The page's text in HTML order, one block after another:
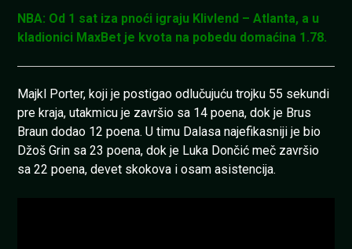
NBA: Od 1 sat iza pnoći igraju Klivlend – Atlanta, a u
kladionici MaxBet je kvota na pobedu domaćina 1.78.
Majkl Porter, koji je postigao odlučujuću trojku 55 sekundi
pre kraja, utakmicu je završio sa 14 poena, dok je Brus
Braun dodao 12 poena. U timu Dalasa najefikasniji je bio
Džoš Grin sa 23 poena, dok je Luka Dončić meč završio
sa 22 poena, devet skokova i osam asistencija.